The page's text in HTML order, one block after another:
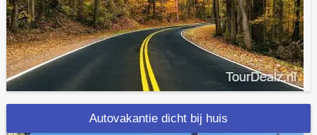
Autovakantie dicht bij huis